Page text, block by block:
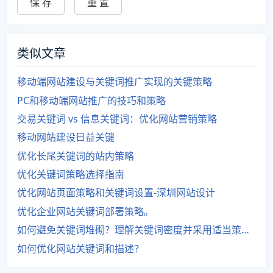
类似文章
移动端网站建设与关键词推广实现的关键策略
PC和移动端网站推广的技巧和策略
交易关键词 vs 信息关键词：优化网站营销策略
移动网站建设日益关键
优化长尾关键词的站内策略
优化关键词策略选择指南
优化网站页面策略和关键词设置-深圳网站设计
优化企业网站关键词部署策略。
如何避免关键词堆砌？理解关键词密度并采用适当策略。
如何优化网站关键词和描述？